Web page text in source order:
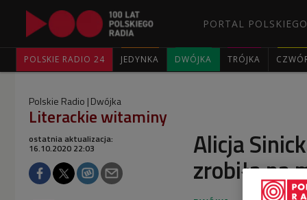
PORTAL
POLSKIE RADIO 24 JEDYNKA DWÓJKA TRÓJKA
Polskie Radio Dwójka
Literackie witaminy
Alicja
zrobiła na
ostatnia aktualizacja:
16.10.2020 22:03